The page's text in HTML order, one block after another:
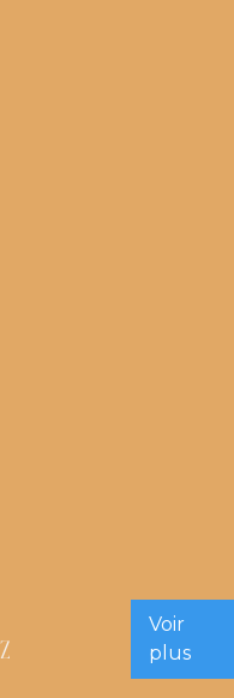
Voir
plus